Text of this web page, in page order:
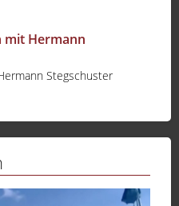
mit Hermann
Stegschuster